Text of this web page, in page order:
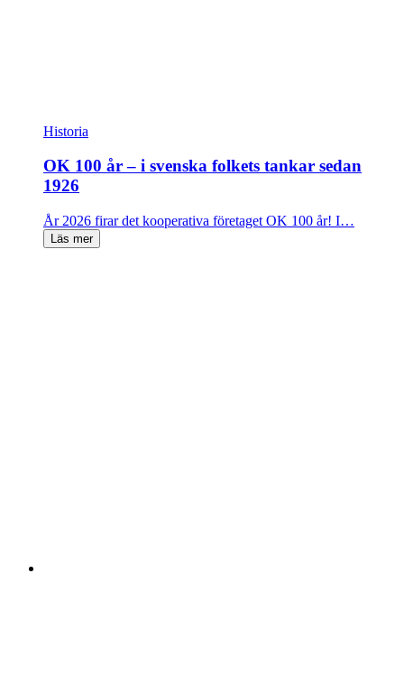
Historia
OK 100 år – i svenska folkets tankar sedan
1926
År 2026 firar det kooperativa företaget OK 100 år! I…
Läs mer